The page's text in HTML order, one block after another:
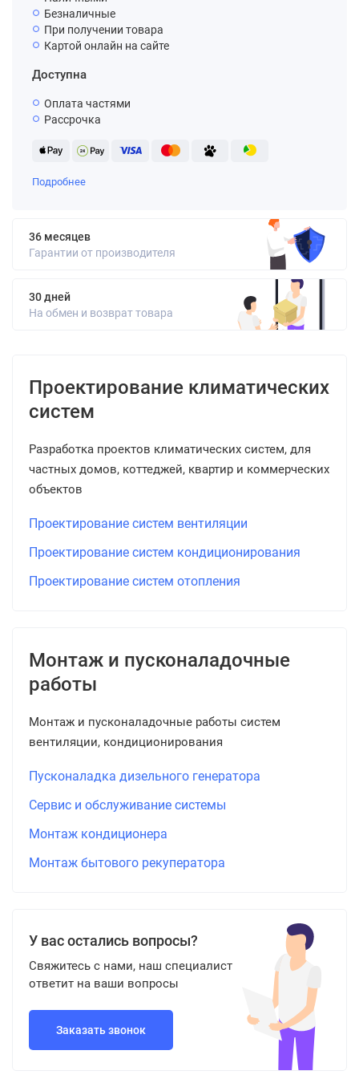
Безналичные
При получении товара
Картой онлайн на сайте
Доступна
Оплата частями
Рассрочка
Подробнее
36 месяцев
Гарантии от производителя
30 дней
На обмен и возврат товара
Проектирование климатических
систем
Разработка проектов климатических систем, для
частных домов, коттеджей, квартир и коммерческих
объектов
Проектирование систем вентиляции
Проектирование систем кондиционирования
Проектирование систем отопления
Монтаж и пусконаладочные
работы
Монтаж и пусконаладочные работы систем
вентиляции, кондиционирования
Пусконаладка дизельного генератора
Сервис и обслуживание системы
Монтаж кондиционера
Монтаж бытового рекуператора
У вас остались вопросы?
Свяжитесь с нами, наш специалист
ответит на ваши вопросы
Заказать звонок